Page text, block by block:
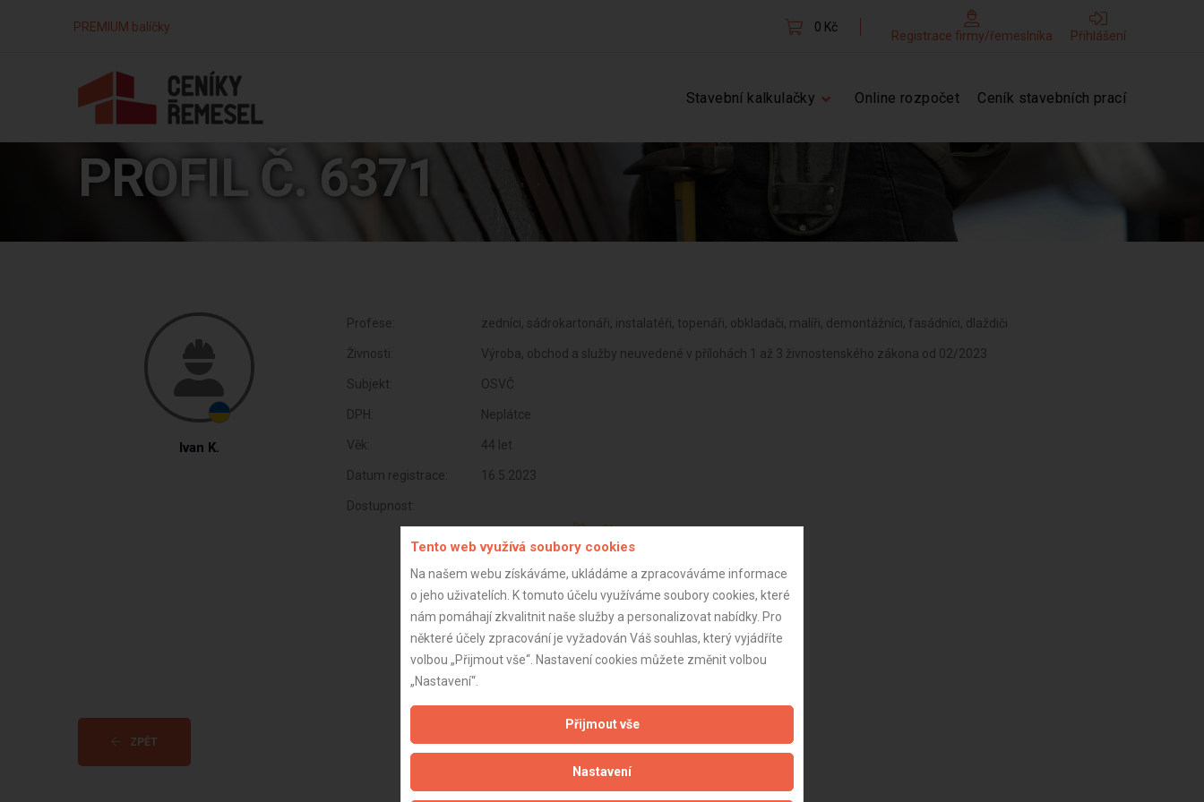
PREMIUM balíčky 0 Kč
Registrace firmy/řemeslníka Přihlášení
Stavební kalkulačky Online rozpočet Ceník stavebních prací
PROFIL Č. 6371
Ivan K.
Profese: zedníci, sádrokartonáři, instalatéři, topenáři, obkladači, malíři, demontážníci, fasádníci, dlaždiči
Živnosti: Výroba, obchod a služby neuvedené v přílohách 1 až 3 živnostenského zákona od 02/2023
Subjekt: OSVČ
DPH: Neplátce
Věk: 44 let
Datum registrace: 16.5.2023
Dostupnost:
ZPĚT Aktualizováno z portálu ARES dne 30.12.2023 01:00:13
Tento web využívá soubory cookies
Na našem webu získáváme, ukládáme a zpracováváme informace
o jeho uživatelích. K tomuto účelu využíváme soubory cookies, které
nám pomáhají zkvalitnit naše služby a personalizovat nabídky. Pro
některé účely zpracování je vyžadován Váš souhlas, který vyjádříte
volbou „Přijmout vše“. Nastavení cookies můžete změnit volbou
„Nastavení“.
Přijmout vše
Nastavení